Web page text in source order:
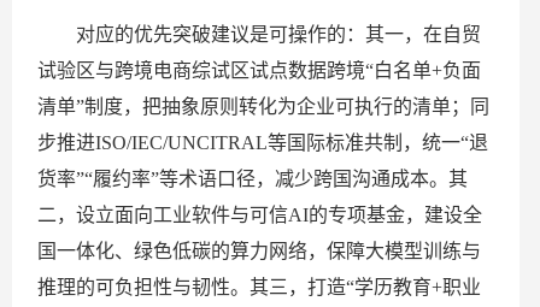
对应的优先突破建议是可操作的：其一，在自贸
试验区与跨境电商综试区试点数据跨境“白名单+负面
清单”制度，把抽象原则转化为企业可执行的清单；同
步推进ISO/IEC/UNCITRAL等国际标准共制，统一“退
货率”“履约率”等术语口径，减少跨国沟通成本。其
二，设立面向工业软件与可信AI的专项基金，建设全
国一体化、绿色低碳的算力网络，保障大模型训练与
推理的可负担性与韧性。其三，打造“学历教育+职业